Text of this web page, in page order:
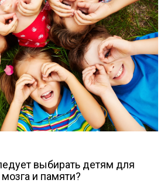
выбирать детям для
и памяти?